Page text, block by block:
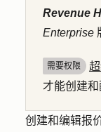
Revenue
Enterprise
需要权限
才能创建和
创建和编辑报